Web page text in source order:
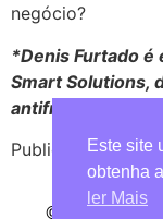
negócio?
*Denis Furtado
Smart Solutions,
antifraude e de
Publicado em
© 2024 Smart
Este site
obtenha
ler Mais